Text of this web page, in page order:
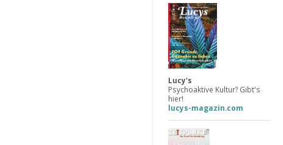
Lucy's
Psychoaktive Kultur? Gibt's
hier!
lucys-magazin.com